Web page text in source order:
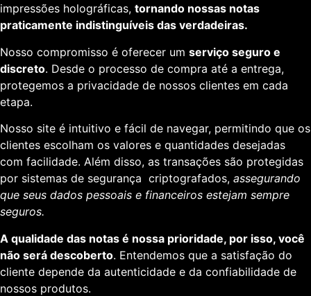
impressões holográficas, tornando nossas notas
praticamente indistinguíveis das verdadeiras.
Nosso compromisso é oferecer um serviço seguro e
discreto. Desde o processo de compra até a entrega,
protegemos a privacidade de nossos clientes em cada
etapa.
Nosso site é intuitivo e fácil de navegar, permitindo que os
clientes escolham os valores e quantidades desejadas
com facilidade. Além disso, as transações são protegidas
por sistemas de segurança criptografados, assegurando
que seus dados pessoais e financeiros estejam sempre
seguros.
A qualidade das notas é nossa prioridade, por isso, você
não será descoberto. Entendemos que a satisfação do
cliente depende da autenticidade e da confiabilidade de
nossos produtos.